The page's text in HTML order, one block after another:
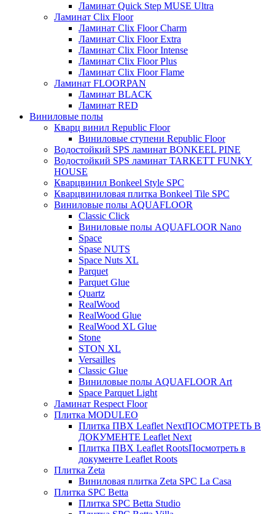
Ламинат Quick Step MUSE Ultra
Ламинат Clix Floor
Ламинат Clix Floor Charm
Ламинат Clix Floor Extra
Ламинат Clix Floor Intense
Ламинат Clix Floor Plus
Ламинат Clix Floor Flame
Ламинат FLOORPAN
Ламинат BLACK
Ламинат RED
Виниловые полы
Кварц винил Republic Floor
Виниловые ступени Republic Floor
Водостойкий SPS ламинат BONKEEL PINE
Водостойкий SPS ламинат TARKETT FUNKY
HOUSE
Кварцвинил Bonkeel Style SPC
Кварцвиниловая плитка Bonkeel Tile SPC
Виниловые полы AQUAFLOOR
Classic Click
Виниловые полы AQUAFLOOR Nano
Space
Spase NUTS
Space Nuts XL
Parquet
Parquet Glue
Quartz
RealWood
RealWood Glue
RealWood XL Glue
Stone
STON XL
Versailles
Classic Glue
Виниловые полы AQUAFLOOR Art
Space Parquet Light
Ламинат Respect Floor
Плитка MODULEO
Плитка ПВХ Leaflet NextПОСМОТРЕТЬ В
ДОКУМЕНТЕ Leaflet Next
Плитка ПВХ Leaflet RootsПосмотреть в
документе Leaflet Roots
Плитка Zeta
Виниловая плитка Zeta SPC La Casa
Плитка SPC Betta
Плитка SPC Betta Studio